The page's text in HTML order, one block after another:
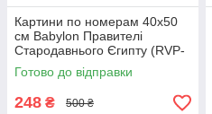
Картини по номерам 40х50
см Babylon Правителі
Стародавнього Єгипту (RVP-
1401)
Готово до відправки
248 ₴ 500 ₴